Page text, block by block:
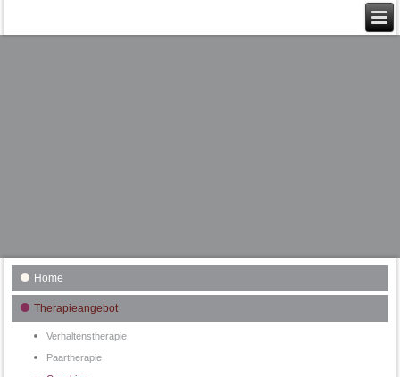
Home
Therapieangebot
Verhaltenstherapie
Paartherapie